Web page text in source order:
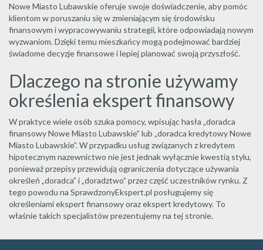
Nowe Miasto Lubawskie oferuje swoje doświadczenie, aby pomóc
klientom w poruszaniu się w zmieniającym się środowisku
finansowym i wypracowywaniu strategii, które odpowiadają nowym
wyzwaniom. Dzięki temu mieszkańcy mogą podejmować bardziej
świadome decyzje finansowe i lepiej planować swoją przyszłość.
Dlaczego na stronie używamy
określenia ekspert finansowy
W praktyce wiele osób szuka pomocy, wpisując hasła „doradca
finansowy Nowe Miasto Lubawskie” lub „doradca kredytowy Nowe
Miasto Lubawskie”. W przypadku usług związanych z kredytem
hipotecznym nazewnictwo nie jest jednak wyłącznie kwestią stylu,
ponieważ przepisy przewidują ograniczenia dotyczące używania
określeń „doradca” i „doradztwo” przez część uczestników rynku. Z
tego powodu na SprawdzonyEkspert.pl posługujemy się
określeniami ekspert finansowy oraz ekspert kredytowy. To
właśnie takich specjalistów prezentujemy na tej stronie.